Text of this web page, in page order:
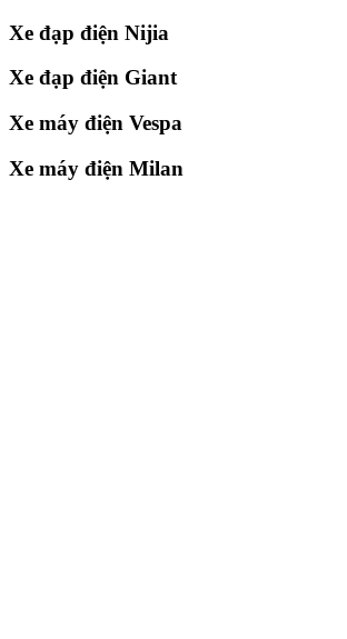
Xe đạp điện Nijia
Xe đạp điện Giant
Xe máy điện Vespa
Xe máy điện Milan